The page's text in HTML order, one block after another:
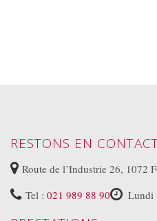
RESTONS EN
Route de l’Industrie 26, 1072
Tel : 021 989 88 90 Lundi